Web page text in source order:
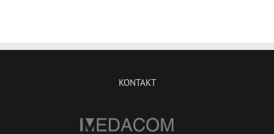
KONTAKT